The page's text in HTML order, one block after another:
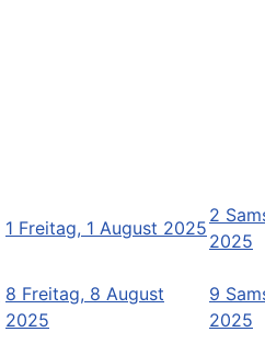
1 Freitag, 1 August 2025
2
2025
8 Freitag, 8 August
2025
9
2025